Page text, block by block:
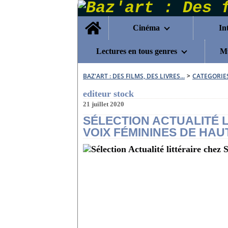
Home
Cinéma
Lectures en tous genres
BAZ'ART : DES FILMS, DES LIVRES... >
editeur stock
21 juillet 2020
SÉLECTION ACTUALITÉ
VOIX FÉMININES DE